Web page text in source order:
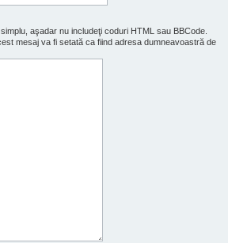
aşadar nu includeţi coduri HTML sau BBCode.
mesaj va fi setată ca fiind adresa dumneavoastră de